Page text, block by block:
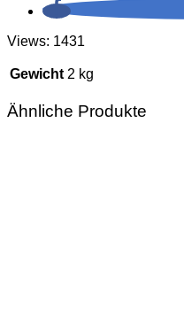
Views: 1431
Gewicht 2 kg
Ähnliche Produkte